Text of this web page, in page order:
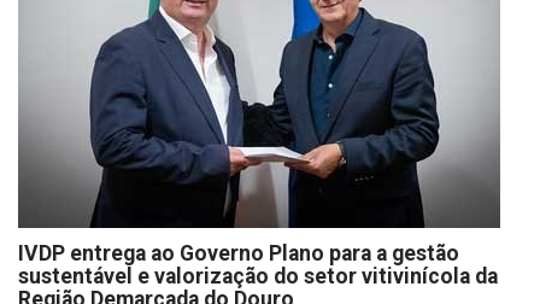
IVDP entrega ao Governo Plano para a gestão
sustentável e valorização do setor vitivinícola da